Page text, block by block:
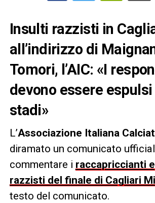
Insulti razzisti in
all’indirizzo di
Tomori, l’AIC: «I
devono essere
stadi»
L’Associazione Italiana
diramato un comunicato
commentare i raccapriccianti
razzisti del finale di Cagliari
testo del comunicato.